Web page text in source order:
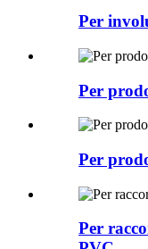
Per
Per
Per
Per